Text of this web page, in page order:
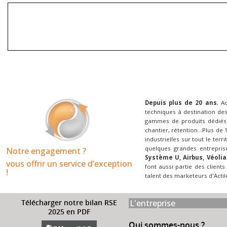
Notre engagement ?
vous offrir un service d’exception
!​
Depuis plus de 20 ans,
techniques à destination
gammes de produits
chantier, rétention...Plus de
industrielles sur tout le
quelques grandes
Système U, Airbus, Véolia
font aussi partie des
talent des marketeurs
Télécharger notre bilan RSE
2025 en PDF
L'entreprise